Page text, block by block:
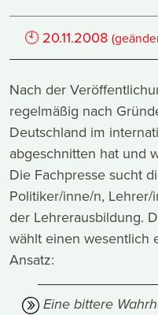
🕙 20.11.2008
Nach der
regelmäßig nach
Deutschland im
abgeschnitten hat und
Die Fachpresse sucht
Politiker/inne/n,
der Lehrerausbildung.
wählt einen wesentlich
Ansatz:
Eine bittere